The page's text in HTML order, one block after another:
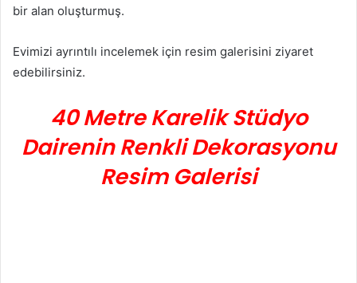
bir alan oluşturmuş.
Evimizi ayrıntılı incelemek için resim galerisini ziyaret
edebilirsiniz.
40 Metre Karelik Stüdyo
Dairenin Renkli Dekorasyonu
Resim Galerisi